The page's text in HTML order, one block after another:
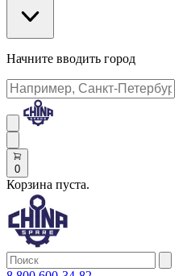
Начните вводить город
0
Корзина пуста.